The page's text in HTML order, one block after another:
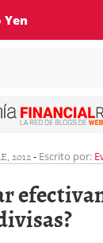
Yen
2012- Escrito por: